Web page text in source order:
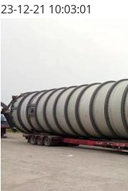
23-12-21 10:03:01